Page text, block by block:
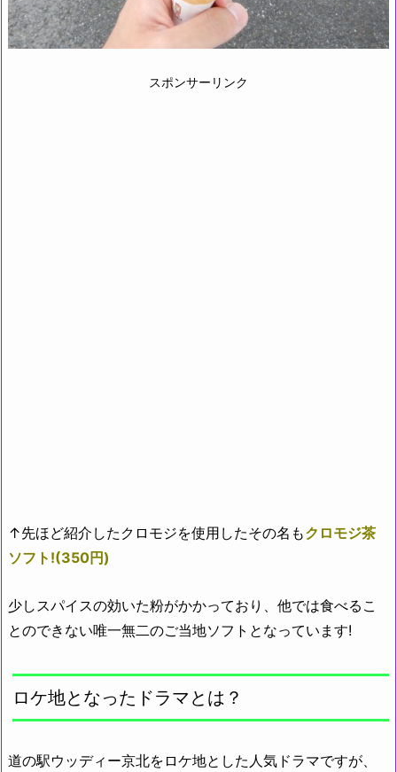
スポンサーリンク
↑先ほど紹介したクロモジを使用したその名もクロモジ茶
ソフト!(350円)
少しスパイスの効いた粉がかかっており、他では食べるこ
とのできない唯一無二のご当地ソフトとなっています!
ロケ地となったドラマとは？
道の駅ウッディー京北をロケ地とした人気ドラマですが、